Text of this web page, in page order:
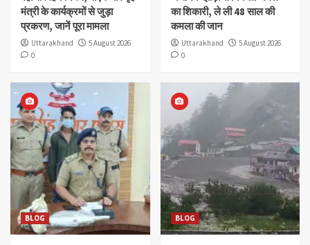
मंत्री के कार्यक्रमों से जुड़ा
प्रकरण, जानें पूरा मामला
Uttarakhand
5 August 2026
0
का शिकारी, ले ली 48 साल की
कमला की जान
Uttarakhand
5 August 2026
0
BLOG BLOG